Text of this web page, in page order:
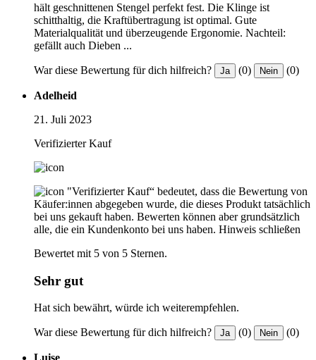
hält geschnittenen Stengel perfekt fest. Die Klinge ist
schitthaltig, die Kraftübertragung ist optimal. Gute
Materialqualität und überzeugende Ergonomie. Nachteil:
gefällt auch Dieben ...
War diese Bewertung für dich hilfreich? Ja (0) Nein (0)
Adelheid
21. Juli 2023
Verifizierter Kauf
"Verifizierter Kauf“ bedeutet, dass die Bewertung von
Käufer:innen abgegeben wurde, die dieses Produkt tatsächlich
bei uns gekauft haben. Bewerten können aber grundsätzlich
alle, die ein Kundenkonto bei uns haben. Hinweis schließen
Bewertet mit 5 von 5 Sternen.
Sehr gut
Hat sich bewährt, würde ich weiterempfehlen.
War diese Bewertung für dich hilfreich? Ja (0) Nein (0)